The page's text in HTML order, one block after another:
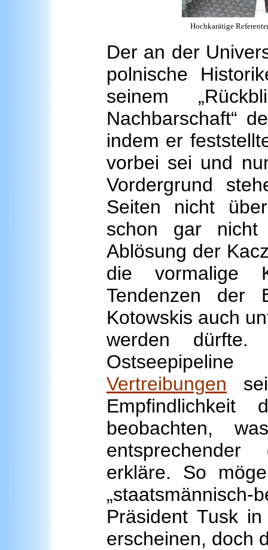
Hochkarätige
Der an der
polnische
seinem
Nachbarschaft“
indem er
vorbei sei und
Vordergrund
Seiten nicht
schon gar
Ablösung der
die vormalige
Tendenzen der
Kotowskis auch
werden
Vertreibungen
Empfindlichkeit
beobachten,
entsprechender
erkläre. So
Präsident Tusk
erscheinen, doch